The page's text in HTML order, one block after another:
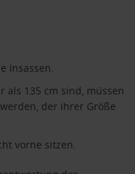
Insassen.
als 135 cm sind, müssen
der ihrer Größe
vorne sitzen.